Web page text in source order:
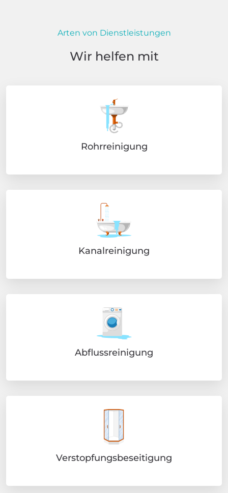
Arten von Dienstleistungen
Wir helfen mit
Rohrreinigung
Kanalreinigung
Abflussreinigung
Verstopfungsbeseitigung